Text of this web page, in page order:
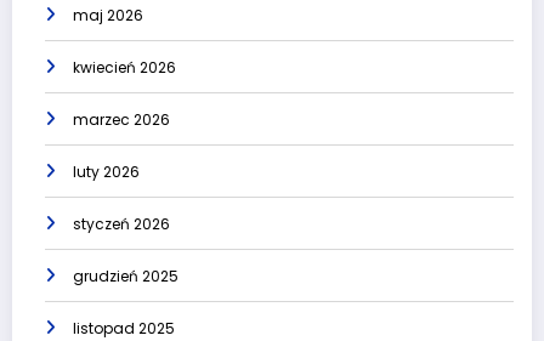
maj 2026
kwiecień 2026
marzec 2026
luty 2026
styczeń 2026
grudzień 2025
listopad 2025